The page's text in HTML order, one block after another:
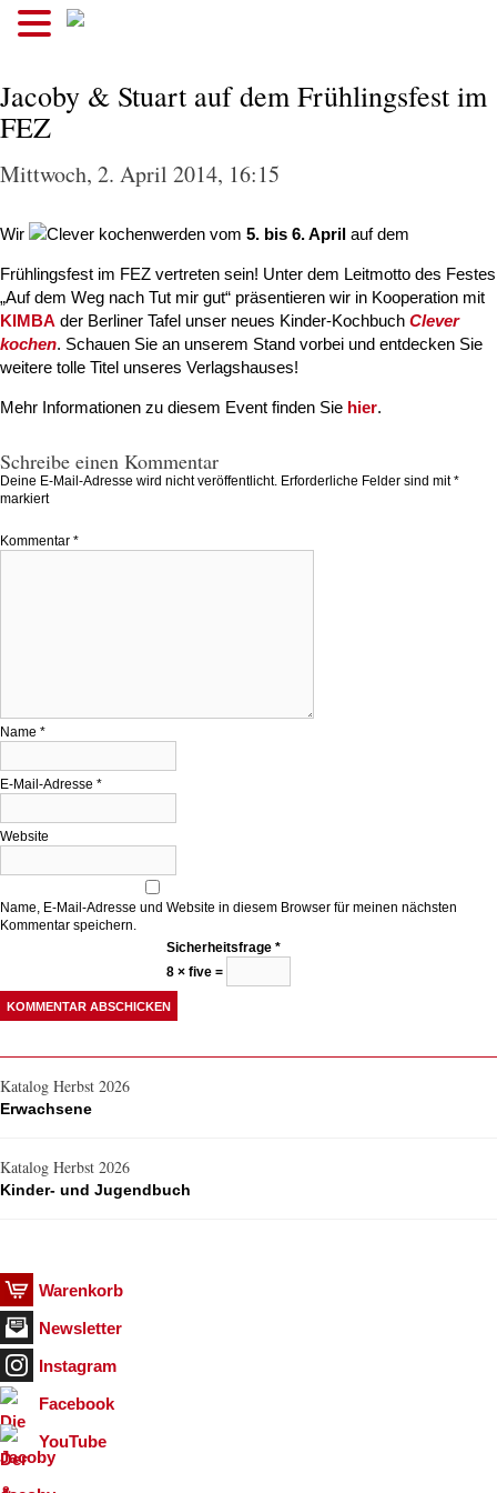
Jacoby & Stuart auf dem Frühlingsfest im
FEZ
Mittwoch, 2. April 2014, 16:15
Wir werden vom 5. bis 6. April auf dem
Frühlingsfest im FEZ vertreten sein! Unter dem Leitmotto des Festes
„Auf dem Weg nach Tut mir gut“ präsentieren wir in Kooperation mit
KIMBA der Berliner Tafel unser neues Kinder-Kochbuch Clever
kochen. Schauen Sie an unserem Stand vorbei und entdecken Sie
weitere tolle Titel unseres Verlagshauses!
Mehr Informationen zu diesem Event finden Sie hier.
Schreibe einen Kommentar
Deine E-Mail-Adresse wird nicht veröffentlicht. Erforderliche Felder sind mit*
markiert
Kommentar *
Name *
E-Mail-Adresse *
Website
Name, E-Mail-Adresse und Website in diesem Browser für meinen nächsten
Kommentar speichern.
Sicherheitsfrage *
8 × five =
Katalog Herbst 2026
Erwachsene
Katalog Herbst 2026
Kinder- und Jugendbuch
Warenkorb
Newsletter
Instagram
Facebook
YouTube